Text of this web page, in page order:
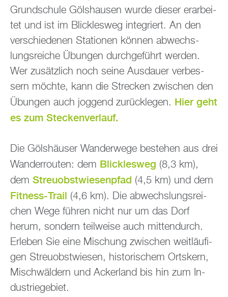
Grund­schu­le Göls­hau­sen wurde die­ser er­ar­bei­
tet und ist im Blick­les­weg in­te­griert. An den
ver­schie­de­nen Sta­tio­nen kön­nen ab­wechs­
lungs­rei­che Übun­gen durch­ge­führt wer­den.
Wer zu­sätz­lich noch seine Aus­dau­er ver­bes­
sern möch­te, kann die Stre­cken zwi­schen den
Übun­gen auch jog­gend zu­rück­le­gen. Hier geht
es zum Ste­cken­ver­lauf.
Die Göls­häu­ser Wan­der­we­ge be­stehen aus drei
Wan­der­rou­ten: dem Blick­les­weg (8,3 km),
dem Streu­obst­wie­sen­pfad (4,5 km) und dem
Fit­ness-Trail (4,6 km). Die ab­wechs­lungs­rei­
chen Wege füh­ren nicht nur um das Dorf
herum, son­dern teil­wei­se auch mit­ten­durch.
Er­le­ben Sie eine Mi­schung zwi­schen weit­läu­fi­
gen Streu­obst­wie­sen, his­to­ri­schem Orts­kern,
Misch­wäl­dern und Acker­land bis hin zum In­
dus­trie­ge­biet.